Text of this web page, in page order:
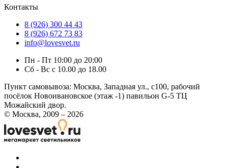
Контакты
8 (926) 300 44 43
8 (926) 672 73 83
info@lovesvet.ru
Пн - Пт 10:00 до 20:00
Сб - Вс с 10.00 до 18.00
Пункт самовывоза: Москва, Западная ул., с100, рабочий
посёлок Новоивановское (этаж -1) павильон G-5 ТЦ
Можайский двор.
© Москва, 2009 – 2026